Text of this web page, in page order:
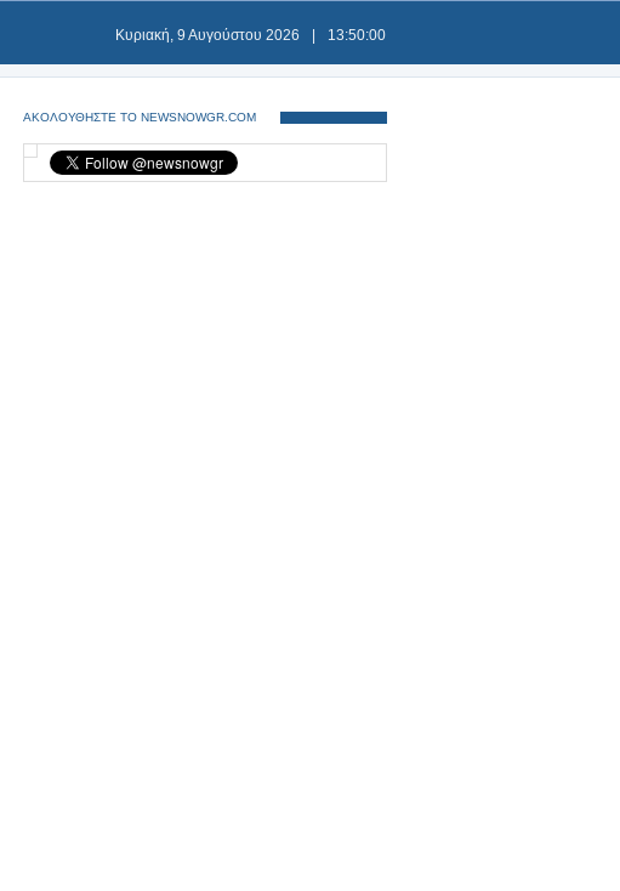
Κυριακή, 9 Αυγούστου 2026 13:50:01
ΑΚΟΛΟΥΘΗΣΤΕ ΤΟ NEWSNOWGR.COM